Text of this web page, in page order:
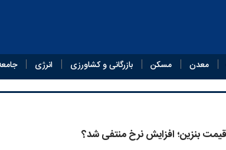
معدن مسکن بازرگانی و کشاورزی انرژی
بنزین؛ افزایش نرخ منتفی شد؟